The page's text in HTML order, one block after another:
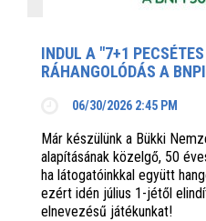
INDUL A "7+1
RÁHANGOLÓDÁS A
06/30/2026 2:45 PM
Már készülünk a Bükki
alapításának közelgő, 50
ha látogatóinkkal együtt
ezért idén július 1-jétől
elnevezésű játékunkat!